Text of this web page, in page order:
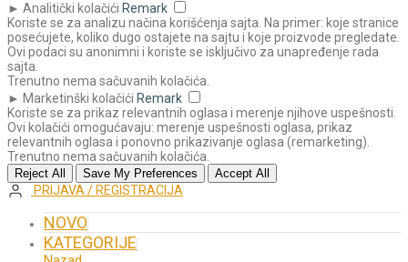
► Analitički kolačići Remark
Koriste se za analizu načina korišćenja sajta. Na primer: koje stranice
posećujete, koliko dugo ostajete na sajtu i koje proizvode pregledate.
Ovi podaci su anonimni i koriste se isključivo za unapređenje rada
sajta.
Trenutno nema sačuvanih kolačića.
► Marketinški kolačići Remark
Koriste se za prikaz relevantnih oglasa i merenje njihove uspešnosti.
Ovi kolačići omogućavaju: merenje uspešnosti oglasa, prikaz
relevantnih oglasa i ponovno prikazivanje oglasa (remarketing).
Trenutno nema sačuvanih kolačića.
Reject All Save My Preferences Accept All
PRIJAVA / REGISTRACIJA
NOVO
KATEGORIJE